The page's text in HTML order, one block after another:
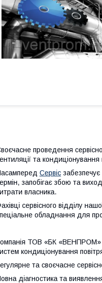
проведення
та кондиціонування
Сервіс забезпечує
запобігає збою та
власника.
сервісного відділу
обладнання для
ТОВ «БК «ВЕНПРОМ»
кондиціонування
та своєчасне
діагностика та